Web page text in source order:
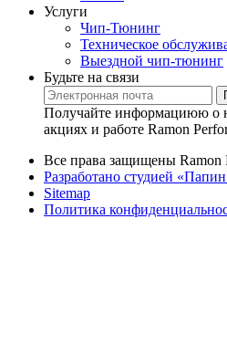
Услуги
Чип-Тюнинг
Техническое
Выездной чип-тюнинг
Будьте на связи
Получайте информациюю о
акциях и работе Ramon
Все права защищены Ramon
Разработано студией
Sitemap
Политика